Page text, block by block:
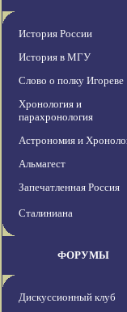
История России
История в МГУ
Слово о полку Игореве
Хронология и
парахронология
Астрономия и
Альмагест
Запечатленная Россия
Сталиниана
ФОРУМЫ
Дискуссионный клуб